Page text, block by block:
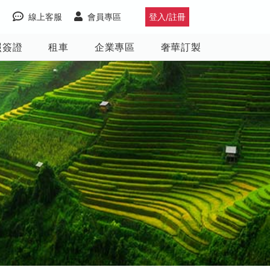
登入/註冊
會員專區
線上客服
證 租車 企業專區 奢華訂製